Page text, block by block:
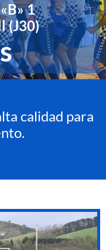
1
(J30)
calidad para